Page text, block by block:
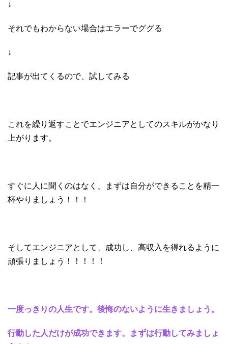
↓
それでもわからない場合はエラーでググる
↓
記事が出てくるので、試してみる
これを繰り返すことでエンジニアとしてのスキルがかなり
上がります。
すぐに人に聞くのはなく、まずは自分ができることを精一
杯やりましょう！！！
そしてエンジニアとして、成功し、高収入を得れるように
頑張りましょう！！！！！
一度っきりの人生です。後悔のないように生きましょう。
行動した人だけが成功できます。まずは行動してみましょ